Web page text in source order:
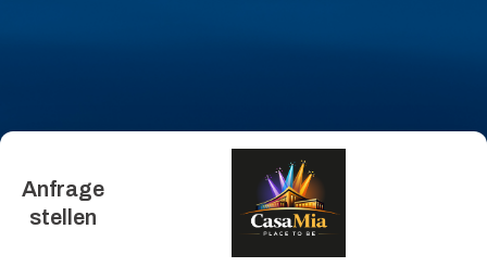
Anfrage
stellen